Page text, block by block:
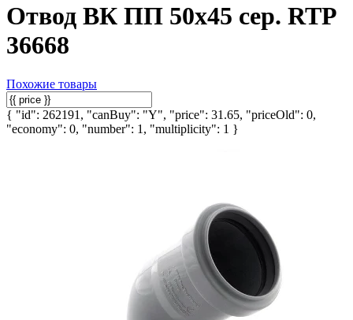
Отвод ВК ПП 50х45 сер. RTP
36668
Похожие товары
{ "id": 262191, "canBuy": "Y", "price": 31.65, "priceOld": 0,
"economy": 0, "number": 1, "multiplicity": 1 }